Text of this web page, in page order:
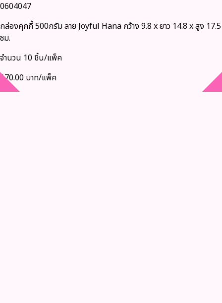
0604047
กล่องคุกกี้ 500กรัม ลาย Joyful Hana กว้าง 9.8 x ยาว 14.8 x สูง 17.5
ซม.
จำนวน 10 ชิ้น/แพ็ค
170.00 บาท/แพ็ค